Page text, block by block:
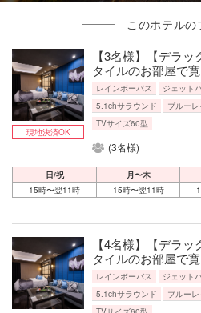
このホテルの
【3名様】【デラ
タイルのお部屋で
レインボーバス ジェット
5.1chサラウンド
ブルー
TVサイズ60型
(3名様)
現地決済OK
日/祝 月〜木
15時〜翌11時
15時〜翌11時
【4名様】【デラ
タイルのお部屋で
レインボーバス ジェット
5.1chサラウンド
ブルー